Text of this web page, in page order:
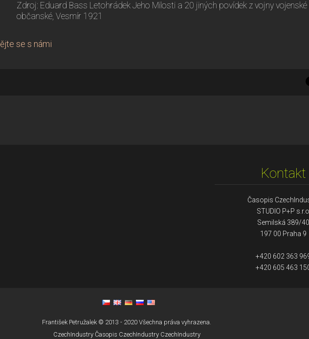
Zdroj: Eduard Bass Letohrádek Jeho Milosti a 20 jiných povídek z vojny vojenské
občanské, Vesmír 1921
se s námi
Kontakt
Časopis
STUDIO P+P s.r.o
Semilská 389/40
197 00 Praha 9
+420 602 363
+420 605 463
František Petružalek © 2013 - 2020 Všechna práva vyhrazena.
CzechIndustry Časopis CzechIndustry CzechIndustry